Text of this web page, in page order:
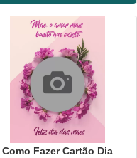
Como Fazer Cartão Dia